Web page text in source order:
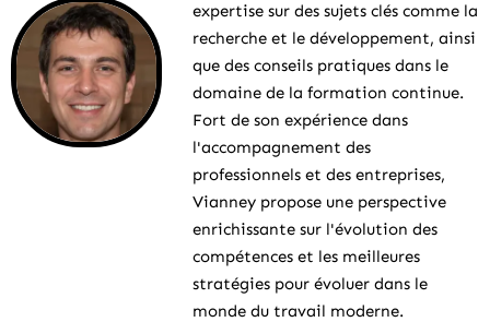
expertise sur des sujets clés comme la
recherche et le développement, ainsi
que des conseils pratiques dans le
domaine de la formation continue.
Fort de son expérience dans
l'accompagnement des
professionnels et des entreprises,
Vianney propose une perspective
enrichissante sur l'évolution des
compétences et les meilleures
stratégies pour évoluer dans le
monde du travail moderne.